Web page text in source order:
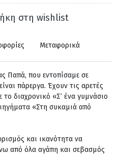
στη wishlist
Μεταφορικά
Παπά, που εντοπίσαμε σε
είναι πάρεργα. Έχουν τις αρετές
διαχρονικό «Σ’ ένα γυμνάσιο
«Στη συκαμιά από
και ικανότητα να
από όλα αγάπη και σεβασμός